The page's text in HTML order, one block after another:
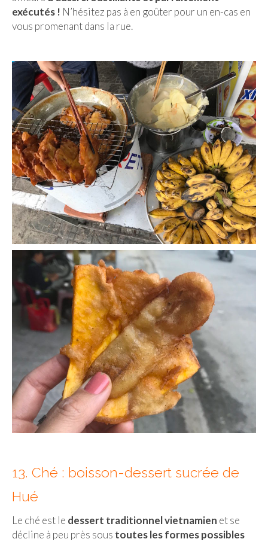
exécutés ! N’hésitez pas à en goûter pour un en-cas en
vous promenant dans la rue.
13. Ché : boisson-dessert sucrée de
Hué
Le ché est le dessert traditionnel vietnamien et se
décline à peu près sous toutes les formes possibles